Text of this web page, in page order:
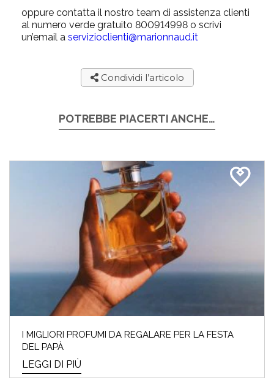
oppure contatta il nostro team di assistenza clienti
al numero verde gratuito 800914998 o scrivi
un’email a servizioclienti@marionnaud.it
Condividi l’articolo
POTREBBE PIACERTI ANCHE…
I MIGLIORI PROFUMI DA REGALARE PER LA FESTA
DEL PAPÀ
LEGGI DI PIÙ